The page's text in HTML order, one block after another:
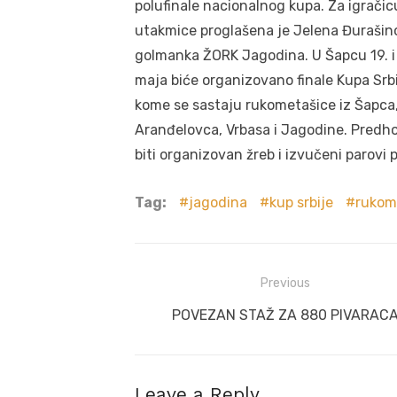
polufinale nacionalnog kupa. Za
utakmice proglašena je Jelena
golmanka ŽORK Jagodina. U Šapcu 19.
maja biće organizovano finale Kupa
kome se sastaju rukometašice iz Šapca,
Aranđelovca, Vrbasa i Jagodine.
biti organizovan žreb i izvučeni parovi
Tag: jagodina kup srbije
navigation
Previous
Previous
POVEZAN STAŽ ZA 880